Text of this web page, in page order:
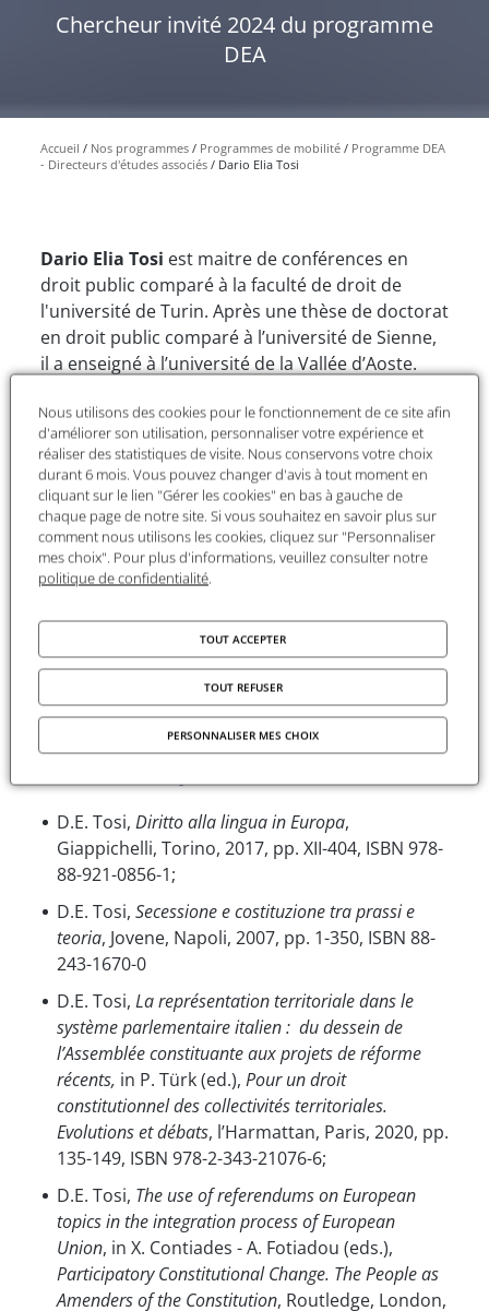
Chercheur invité 2024 du programme
DEA
Accueil Nos programmes Programmes de mobilité
Programme DEA
- Directeurs d'études associés
Dario Elia Tosi
Dario Elia Tosi est maitre de conférences en
droit public comparé à la faculté de droit de
l'université de Turin. Après une thèse de doctorat
en droit public comparé à l’université de Sienne,
il a enseigné à l’université de la Vallée d’Aoste.
universités européennes, surtout en France et
Espagne, il est spécialisé dans l’étude des
systèmes constitutionnels de gouvernement, les
questions liées au processus d’intégration
européenne et aux droits fondamentaux (en
particulier, la protection des communautés
minoritaires).
Le projet
Titre: "In the interest of future generations:
which model for environmental protection in
Italy? Comparative Law Suggestions"
D.E. Tosi, Diritto alla lingua in Europa,
Giappichelli, Torino, 2017, pp. XII-404, ISBN 978-
88-921-0856-1;
D.E. Tosi, Secessione e costituzione tra prassi e
teoria, Jovene, Napoli, 2007, pp. 1-350, ISBN 88-
243-1670-0
D.E. Tosi, La représentation territoriale dans le
système parlementaire italien : du dessein de
l’Assemblée constituante aux projets de réforme
récents, in P. Türk (ed.), Pour un droit
constitutionnel des collectivités territoriales.
Evolutions et débats, l’Harmattan, Paris, 2020, pp.
135-149, ISBN 978-2-343-21076-6;
D.E. Tosi, The use of referendums on European
topics in the integration process of European
Union, in X. Contiades - A. Fotiadou (eds.),
Participatory Constitutional Change. The People as
Amenders of the Constitution, Routledge, London,
Nous utilisons des cookies pour le fonctionnement de ce site afin
d'améliorer son utilisation, personnaliser votre expérience et
réaliser des statistiques de visite. Nous conservons votre choix
durant 6 mois. Vous pouvez changer d'avis à tout moment en
cliquant sur le lien "Gérer les cookies" en bas à gauche de
chaque page de notre site. Si vous souhaitez en savoir plus sur
comment nous utilisons les cookies, cliquez sur "Personnaliser
mes choix". Pour plus d'informations, veuillez consulter notre
politique de confidentialité.
TOUT ACCEPTER
TOUT REFUSER
PERSONNALISER MES CHOIX